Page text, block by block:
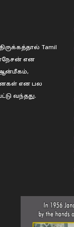
Tamil
என
ஆன்மீகம்,
என பல
வந்தது.